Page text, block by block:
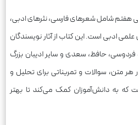
هفتم شامل شعرهای فارسی، نثرهای ادبی،
ادبی است. این کتاب از آثار نویسندگان
فردوسی، حافظ، سعدی و سایر ادیبان بزرگ
هر متن، سوالات و تمریناتی برای تحلیل و
که به دانش‌آموزان کمک می‌کند تا بهتر